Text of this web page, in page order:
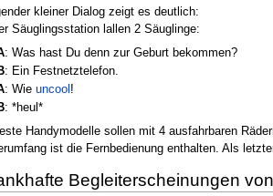
kleiner Dialog zeigt es deutlich:
Säuglingsstation lallen 2 Säuglinge:
: Was hast Du denn zur Geburt bekommen?
: Ein Festnetztelefon.
: Wieuncool !
: *heul*
Handymodelle sollen mit 4 ausfahrbaren
ist die Fernbedienung enthalten. Als
Begleiterscheinungen